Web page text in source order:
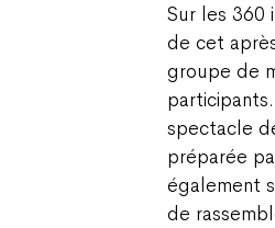
Sur les 360
de cet
groupe de
spectacle
préparée
également
de